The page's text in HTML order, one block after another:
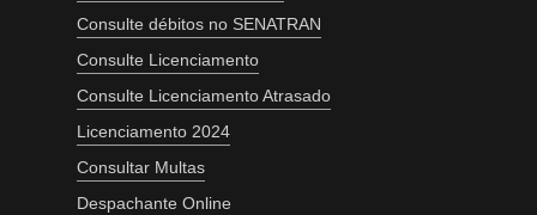
Consulte débitos no SENATRAN
Consulte Licenciamento
Consulte Licenciamento Atrasado
Licenciamento 2024
Consultar Multas
Despachante Online